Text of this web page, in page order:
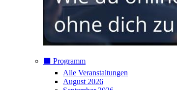
⬛️ Programm
Alle Veranstaltungen
August 2026